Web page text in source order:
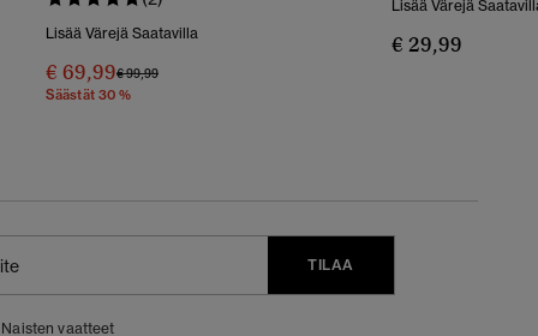
Lisää Värejä Saatavilla
€ 69,99Hinta Alennettu Hinnasta
€ 99,99Hintaan
Säästät 30 %
Lisää Värejä
€ 29,99
TILAA
Naisten vaatteet